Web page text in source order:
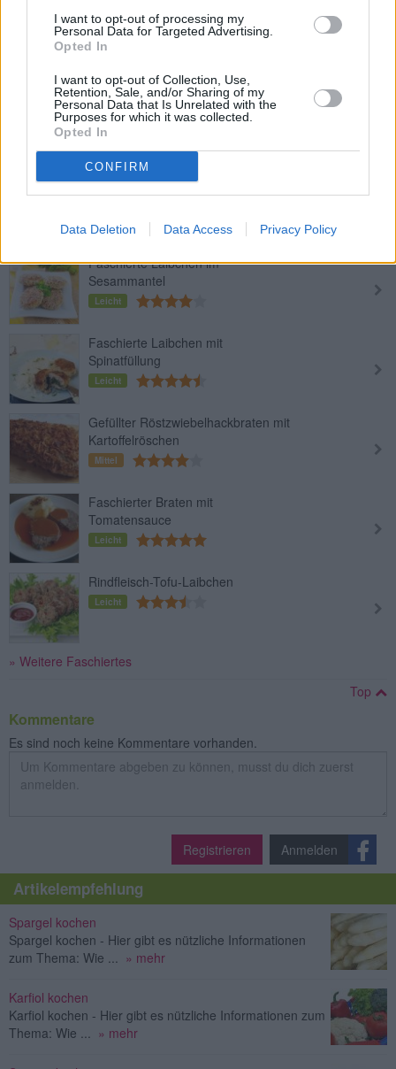
I want to opt-out of processing my
Personal Data for Targeted Advertising.
Opted In
I want to opt-out of Collection, Use,
Retention, Sale, and/or Sharing of my
Personal Data that Is Unrelated with the
Purposes for which it was collected.
Opted In
CONFIRM
Data Deletion Data Access Privacy Policy
Shepherd’s Pie
Leicht
Beef Tartare
Leicht
Fleisch-Kokos-Bällchen
Faschierte Laibchen im
Sesammantel
Leicht
Faschierte Laibchen mit
Spinatfüllung
Leicht
Gefüllter Röstzwiebelhackbraten mit
Kartoffelröschen
Mittel
Faschierter Braten mit
Tomatensauce
Leicht
Rindfleisch-Tofu-Laibchen
Leicht
» Weitere Faschiertes
Top
Kommentare
Es sind noch keine Kommentare vorhanden.
Registrieren Anmelden
Artikelempfehlung
Spargel kochen
Spargel kochen - Hier gibt es nützliche Informationen
zum Thema: Wie ...
» mehr
Karfiol kochen
Karfiol kochen - Hier gibt es nützliche Informationen zum
Thema: Wie ...
» mehr